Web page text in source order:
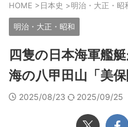
HOME >日本史 >明治・大正・昭
明治・大正・昭和
四隻の日本海軍艦
海の八甲田山「美
2025/08/23 2025/09/25